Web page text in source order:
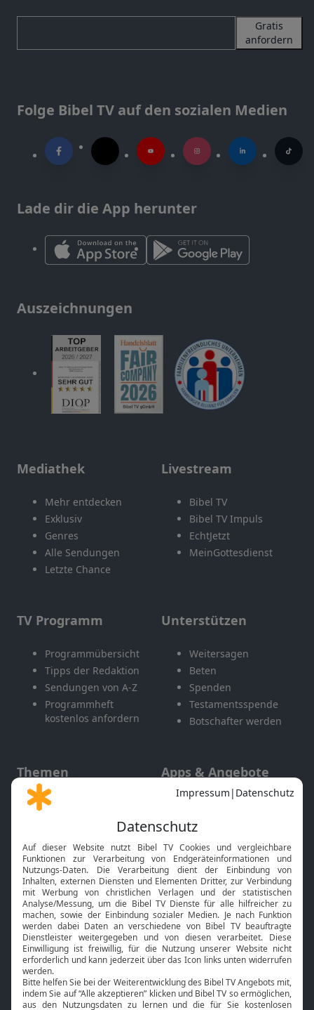
Gratis
anfordern
Folge Bibel TV auf den sozialen Medien
Lade dir die App herunter
Auszeichnungen
Mediathek
Mehr entdecken
Exklusiv
Genres
Alle Sendungen
Letzte Chance
Livestream
Bibel TV
Bibel TV Impuls
EchtJetzt
MeinGottesdienst
TV Programm
Programmübersicht
Tipps der Redaktion
Sendungen von A-Z
Programmheft
kostenlos anfordern
Unterstützen
Weitersagen
Beten
Spenden
Testamentsspende
Botschafter werden
Themen
Gott und Bibel erklärt
Neuigkeiten
Apps & Angebote
Mobile App
Smart TV
HbbTV
Bibelthek Online-Bibel
Nächster Gottesdienst
Bibel TV
Über uns
Service
Kontakt